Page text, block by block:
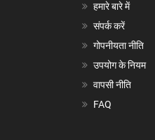
हमारे बारे में
संपर्क करें
गोपनीयता नीति
उपयोग के नियम
वापसी नीति
FAQ